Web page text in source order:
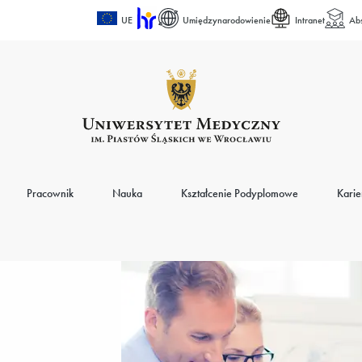
UE Umiędzynarodowienie Intranet
Pracownik Nauka Kształcenie Podyplomowe